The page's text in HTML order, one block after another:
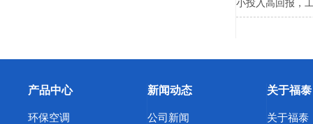
小投入高回报，
产品中心
环保空调
新闻动态
公司新闻
关于福泰
关于福泰